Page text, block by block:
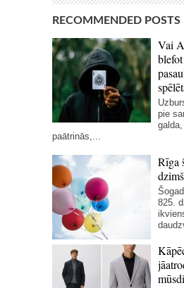
RECOMMENDED POSTS
Vai
pie
paātrinās,...
Rīga
825.